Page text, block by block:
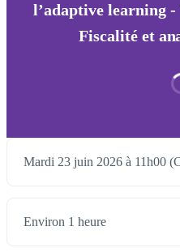
l’adaptive learning
Fiscalité et
Mardi 23 juin 2026 à 11h00
Environ 1 heure